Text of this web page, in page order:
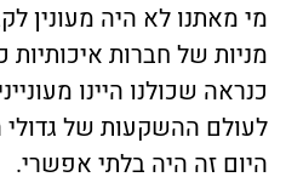
מי מאתנו לא היה מעונין
מניות של חברות
כנראה שכולנו היינו
לעולם ההשקעות של
היום זה היה בלתי אפשרי.